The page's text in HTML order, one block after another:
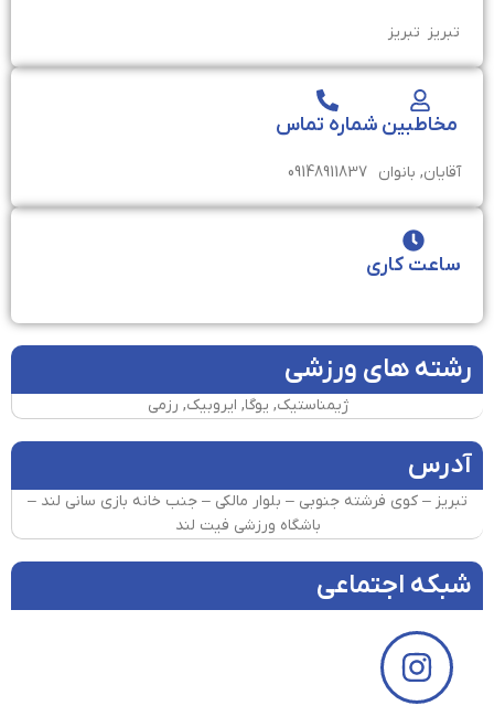
تبریز تبريز
مخاطبین
آقایان, بانوان
شماره تماس
09148911837
ساعت کاری
رشته های ورزشی
ژیمناستیک, یوگا, ایروبیک, رزمی
آدرس
تبریز – کوی فرشته جنوبی – بلوار مالکی – جنب خانه بازی سانی لند –
باشگاه ورزشی فیت لند
شبکه اجتماعی